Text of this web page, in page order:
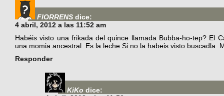
FIORRENS dice:
4 abril, 2012 a las 11:52 am
Habéis visto una frikada del quince llamada Bubba-ho-tep? El
una momia ancestral. Es la leche.Si no la habeis visto buscadla.
Responder
KiKo dice: